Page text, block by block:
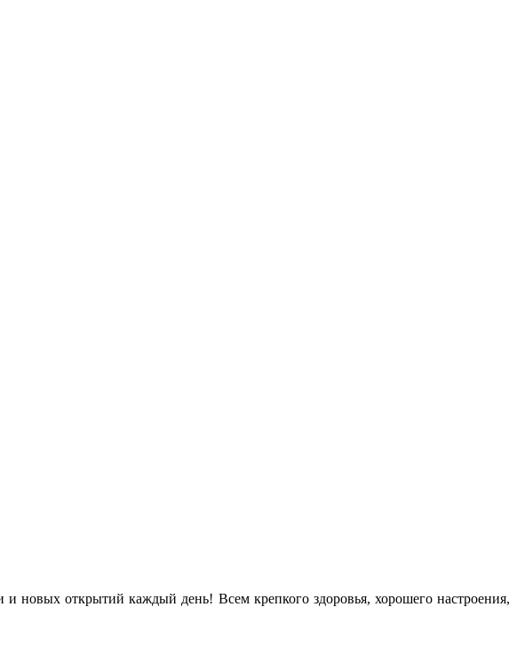
новых открытий каждый день! Всем крепкого здоровья, хорошего настроения,